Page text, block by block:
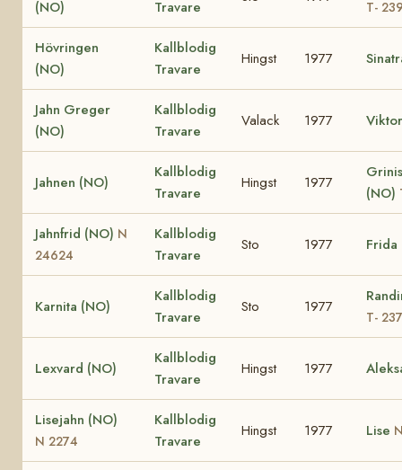
(NO) Travare T-
Hövringen
(NO)
Kallblodig
Travare
Hingst 1977
Jahn Greger
(NO)
Kallblodig
Travare
Valack 1977
Jahnen (NO)
Kallblodig
Travare
Hingst 1977
(NO)
Jahnfrid (NO) N
24624
Kallblodig
Travare
Sto 1977 Frida
Karnita (NO)
Kallblodig
Travare
Sto 1977
T-
Lexvard (NO)
Kallblodig
Travare
Hingst 1977
Lisejahn (NO)
N 2274
Kallblodig
Travare
Hingst 1977 Lise